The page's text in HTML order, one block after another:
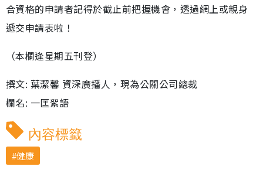
合資格的申請者記得於截止前把握機會，透過網上或親身
遞交申請表啦！
（本欄逢星期五刊登）
撰文: 葉潔馨 資深廣播人，現為公關公司總裁
欄名: 一匡絮語
內容標籤
健康